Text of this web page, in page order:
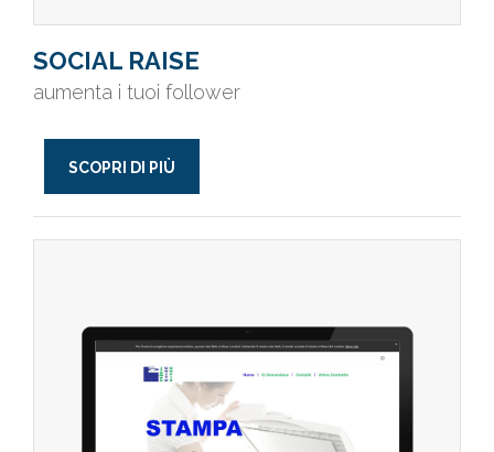
SOCIAL RAISE
aumenta i tuoi follower
SCOPRI DI PIÙ